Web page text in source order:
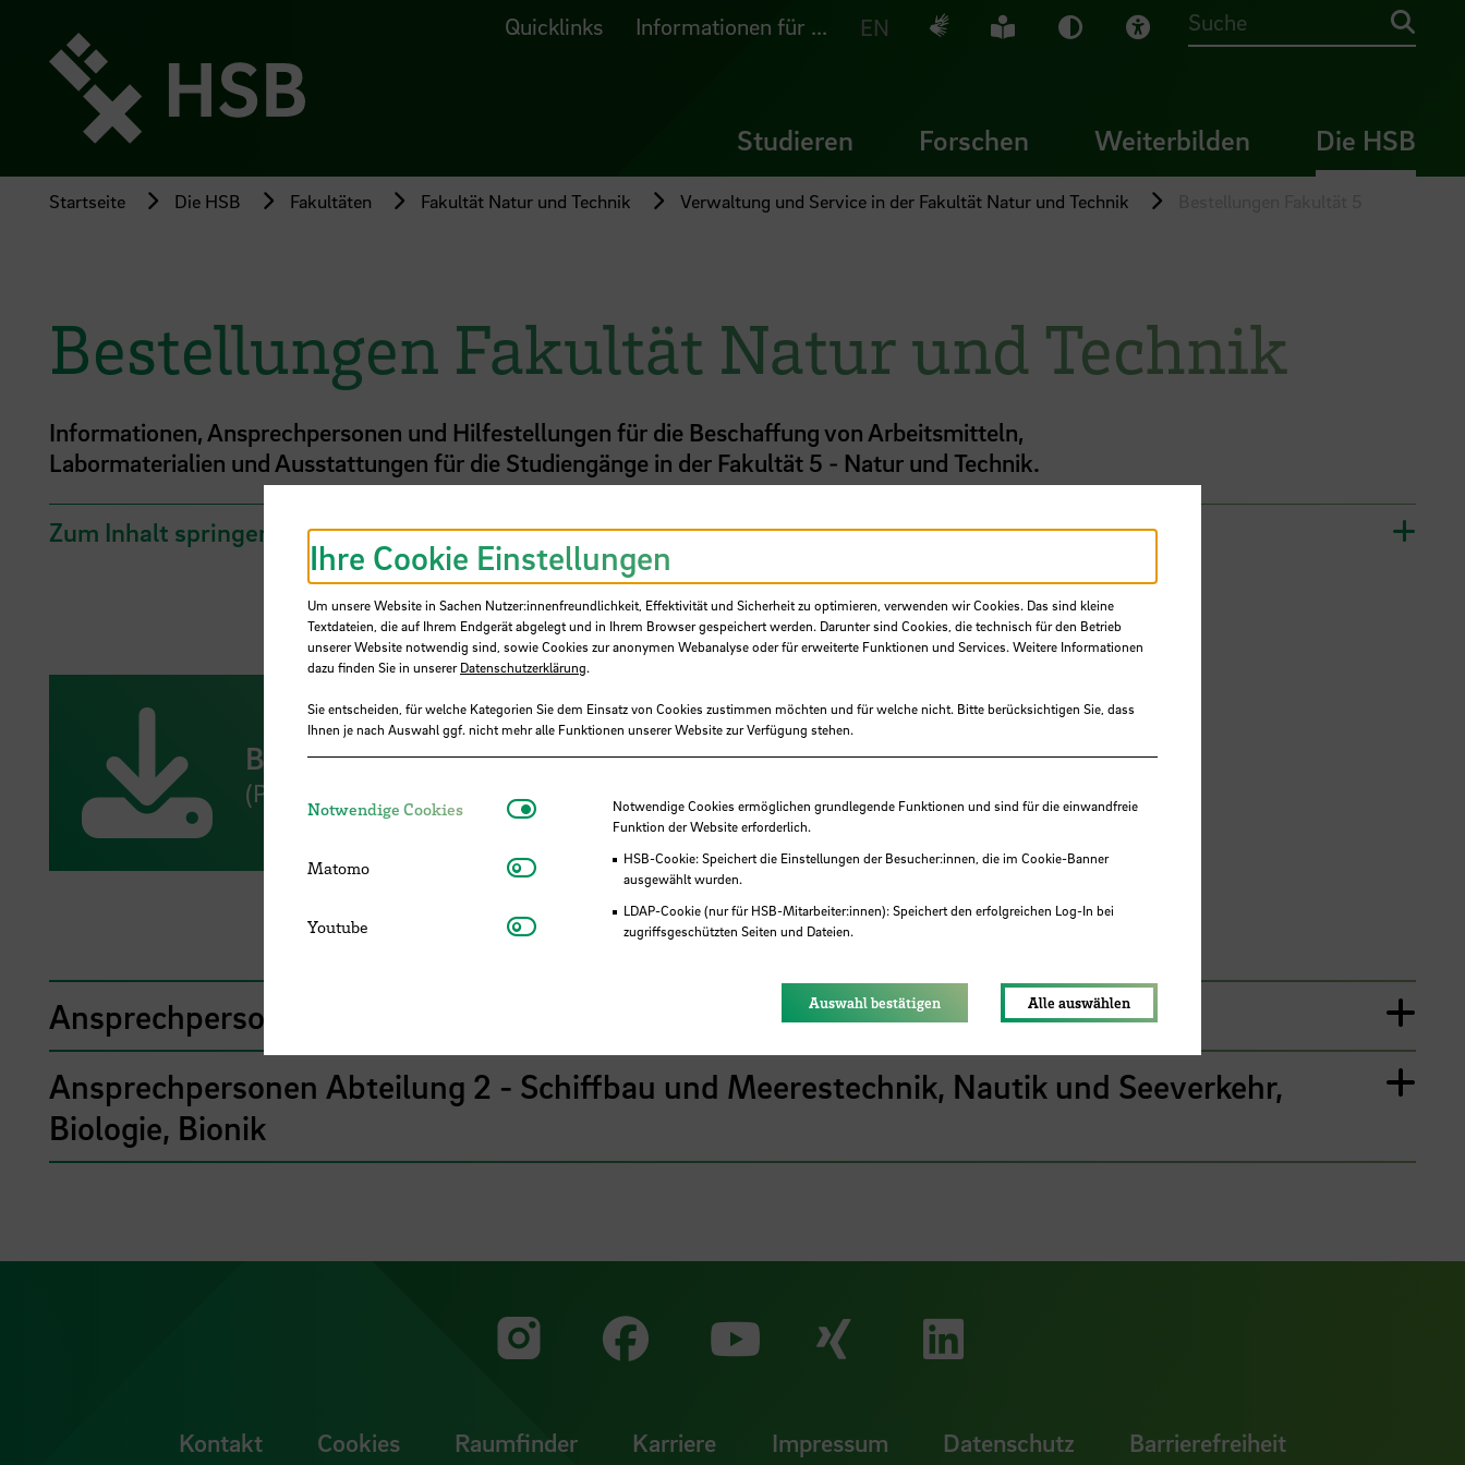
Seiteninhalt
springen
Quicklinks Informationen für ... EN Deutsche Gebärdensprache
Leichte Sprache
Dunkel-Modus
Visuelle Hilfe
Suche
Studieren Forschen Weiterbilden Die HSB
Startseite Die HSB Fakultäten Fakultät Natur und Technik Verwaltung und Service in der Fakultät Natur und Technik
Bestellungen Fakultät Natur und Technik
Informationen, Ansprechpersonen und Hilfestellungen für die Beschaffung von Arbeitsmitteln,
Labormaterialien und Ausstattungen für die Studiengänge in der Fakultät 5 - Natur und Technik.
Zum Inhalt springen
Bestellschein Fakultät 5 Natur und Technik
(PDF, , Datei ist nicht barrierefrei)
Ansprechpersonen Abteilung 1 - Maschinenbau
Ansprechpersonen Abteilung 2 - Schiffbau und Meerestechnik, Nautik und Seeverkehr,
Biologie, Bionik
Zu unserer Facebook Seite
Zu unserer Xing Seite
Zu unserer LinkedIn Seite
Kontakt Cookies Raumfinder Karriere Impressum Datenschutz Barrierefreiheit
Ihre Cookie Einstellungen
Um unsere Website in Sachen Nutzer:innenfreundlichkeit, Effektivität und Sicherheit zu optimieren, verwenden wir Cookies. Das sind kleine
Textdateien, die auf Ihrem Endgerät abgelegt und in Ihrem Browser gespeichert werden. Darunter sind Cookies, die technisch für den Betrieb
unserer Website notwendig sind, sowie Cookies zur anonymen Webanalyse oder für erweiterte Funktionen und Services. Weitere Informationen
dazu finden Sie in unsererDatenschutzerklärung.
Sie entscheiden, für welche Kategorien Sie dem Einsatz von Cookies zustimmen möchten und für welche nicht. Bitte berücksichtigen Sie, dass
Ihnen je nach Auswahl ggf. nicht mehr alle Funktionen unserer Website zur Verfügung stehen.
Notwendige Cookies Notwendige CookiesNotwendige Cookies ermöglichen grundlegende Funktionen und sind für die einwandfreie
Funktion der Website erforderlich.
HSB-Cookie: Speichert die Einstellungen der Besucher:innen, die im Cookie-Banner
ausgewählt wurden.
LDAP-Cookie (nur für HSB-Mitarbeiter:innen): Speichert den erfolgreichen Log-In bei
zugriffsgeschützten Seiten und Dateien.
Matomo Matomo
Youtube Youtube
Auswahl bestätigen Alle auswählen